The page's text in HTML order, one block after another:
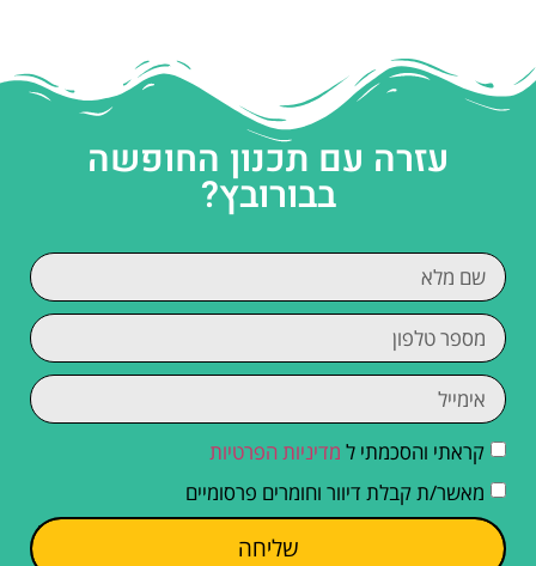
עזרה עם תכנון החופשה
בבורובץ?
קראתי והסכמתי ל מדיניות הפרטיות
מאשר/ת קבלת דיוור וחומרים פרסומיים
שליחה